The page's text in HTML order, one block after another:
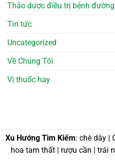
Thảo dược điều trị bệnh
Tin tức
Uncategorized
Về Chúng Tôi
Vị thuốc hay
Xu Hướng Tìm Kiếm: chè dây |
hoa tam thất | rượu cần | trái